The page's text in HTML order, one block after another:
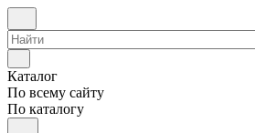
Каталог
По всему сайту
По каталогу